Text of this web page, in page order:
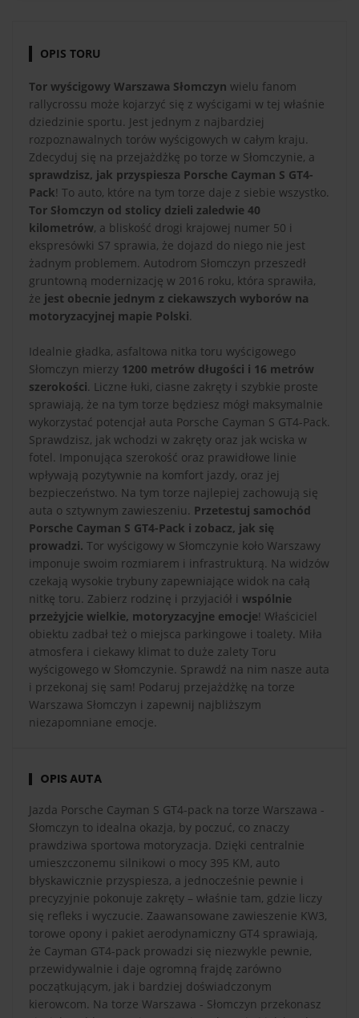
OPIS TORU
Tor wyścigowy Warszawa Słomczyn wielu fanom
rallycrossu może kojarzyć się z wyścigami w tej właśnie
dziedzinie sportu. Jest jednym z najbardziej
rozpoznawalnych torów wyścigowych w całym kraju.
Zdecyduj się na przejażdżkę po torze w Słomczynie, a
sprawdzisz, jak przyspiesza Porsche Cayman S GT4-
Pack! To auto, które na tym torze daje z siebie wszystko.
Tor Słomczyn od stolicy dzieli zaledwie 40
kilometrów, a bliskość drogi krajowej numer 50 i
ekspresówki S7 sprawia, że dojazd do niego nie jest
żadnym problemem. Autodrom Słomczyn przeszedł
gruntowną modernizację w 2016 roku, która sprawiła,
że jest obecnie jednym z ciekawszych wyborów na
motoryzacyjnej mapie Polski.
Idealnie gładka, asfaltowa nitka toru wyścigowego
Słomczyn mierzy 1200 metrów długości i 16 metrów
szerokości. Liczne łuki, ciasne zakręty i szybkie proste
sprawiają, że na tym torze będziesz mógł maksymalnie
wykorzystać potencjał auta Porsche Cayman S GT4-Pack.
Sprawdzisz, jak wchodzi w zakręty oraz jak wciska w
fotel. Imponująca szerokość oraz prawidłowe linie
wpływają pozytywnie na komfort jazdy, oraz jej
bezpieczeństwo. Na tym torze najlepiej zachowują się
auta o sztywnym zawieszeniu. Przetestuj samochód
Porsche Cayman S GT4-Pack i zobacz, jak się
prowadzi. Tor wyścigowy w Słomczynie koło Warszawy
imponuje swoim rozmiarem i infrastrukturą. Na widzów
czekają wysokie trybuny zapewniające widok na całą
nitkę toru. Zabierz rodzinę i przyjaciół i wspólnie
przeżyjcie wielkie, motoryzacyjne emocje! Właściciel
obiektu zadbał też o miejsca parkingowe i toalety. Miła
atmosfera i ciekawy klimat to duże zalety Toru
wyścigowego w Słomczynie. Sprawdź na nim nasze auta
i przekonaj się sam! Podaruj przejażdżkę na torze
Warszawa Słomczyn i zapewnij najbliższym
niezapomniane emocje.
OPIS AUTA
Jazda Porsche Cayman S GT4-pack na torze Warszawa -
Słomczyn to idealna okazja, by poczuć, co znaczy
prawdziwa sportowa motoryzacja. Dzięki centralnie
umieszczonemu silnikowi o mocy 395 KM, auto
błyskawicznie przyspiesza, a jednocześnie pewnie i
precyzyjnie pokonuje zakręty – właśnie tam, gdzie liczy
się refleks i wyczucie. Zaawansowane zawieszenie KW3,
torowe opony i pakiet aerodynamiczny GT4 sprawiają,
że Cayman GT4-pack prowadzi się niezwykle pewnie,
przewidywalnie i daje ogromną frajdę zarówno
początkującym, jak i bardziej doświadczonym
kierowcom. Na torze Warszawa - Słomczyn przekonasz